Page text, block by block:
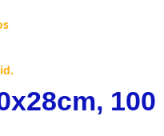
100